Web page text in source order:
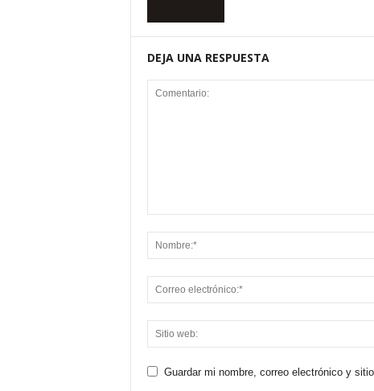
DEJA UNA RESPUESTA
Guardar mi nombre, correo electrónico y